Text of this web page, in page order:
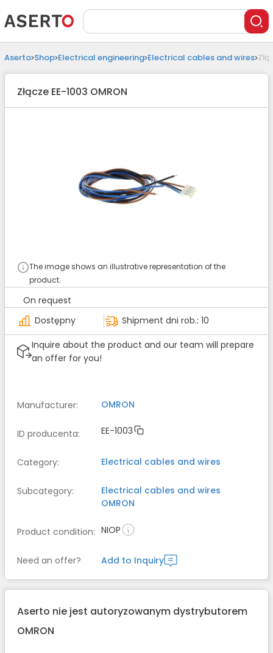
Aserto Shop Electrical engineering Electrical cables and wires
Złącze EE-1003 OMRON
The image shows an illustrative representation of the
product.
On request
Dostępny
Shipment dni rob.: 10
Inquire about the product and our team will prepare
an offer for you!
Manufacturer: OMRON
ID producenta: EE-1003
Category: Electrical cables and wires
Subcategory:
Electrical cables and wires
OMRON
Product condition: NIOP
Need an offer? Add to Inquiry
Aserto nie jest autoryzowanym dystrybutorem
OMRON